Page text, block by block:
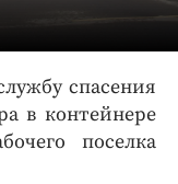
спасения
в контейнере
поселка